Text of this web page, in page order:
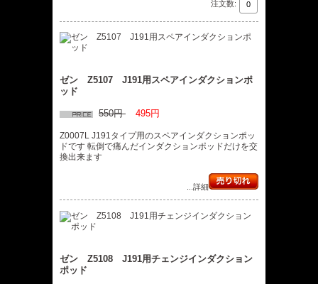
注文数:
ゼン Z5107 J191用スペアインダクションポ
ッド
550円 495円
Z0007L J191タイプ用のスペアインダクションポッ
ドです 転倒で痛んだインダクションポッドだけを交
換出来ます
...詳細
ゼン Z5108 J191用チェンジインダクション
ポッド